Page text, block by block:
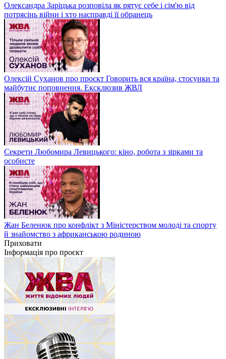
Олександра Заріцька розповіла як рятує себе і сім'ю від
потрясінь війни і хто насправді її обранець
Олексій Суханов про проєкт Говорить вся країна, стосунки та
майбутнє поповнення. Ексклюзив ЖВЛ
Секрети Любомира Левицького: кіно, робота з зірками та
особисте
Жан Беленюк про конфлікт з Міністерством молоді та спорту
й знайомство з африканською родиною
Приховати
Інформація про проєкт